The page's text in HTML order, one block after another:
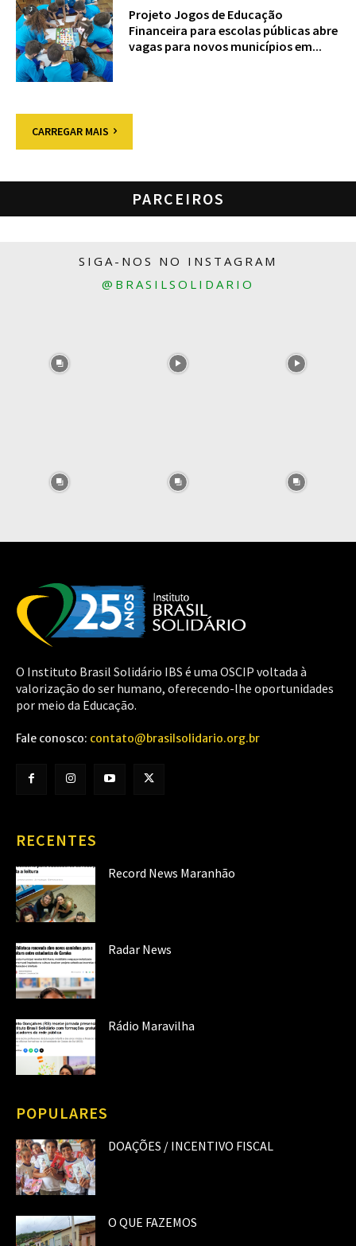
Projeto Jogos de Educação
Financeira para escolas públicas abre
vagas para novos municípios em...
CARREGAR MAIS
PARCEIROS
SIGA-NOS NO INSTAGRAM
@BRASILSOLIDARIO
O Instituto Brasil Solidário IBS é uma OSCIP voltada à
valorização do ser humano, oferecendo-lhe oportunidades
por meio da Educação.
Fale conosco: contato@brasilsolidario.org.br
RECENTES
Record News Maranhão
Radar News
Rádio Maravilha
POPULARES
DOAÇÕES / INCENTIVO FISCAL
O QUE FAZEMOS